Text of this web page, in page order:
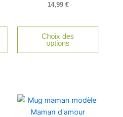
14,99 €
Choix des
options